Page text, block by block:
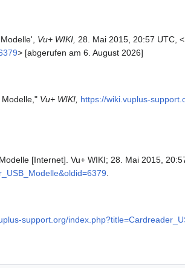
Vu+ WIKI, 28. Mai 2015, 20:57 UTC, <
> [abgerufen am 6. August 2026]
Modelle," Vu+ WIKI, https://wiki.vuplus-
[Internet]. Vu+ WIKI; 28. Mai 2015,
support.org/